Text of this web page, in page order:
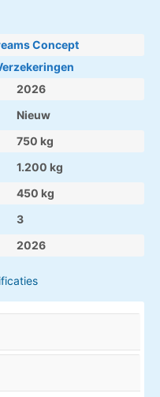
Concept
2026
Nieuw
750 kg
1.200 kg
450 kg
3
2026